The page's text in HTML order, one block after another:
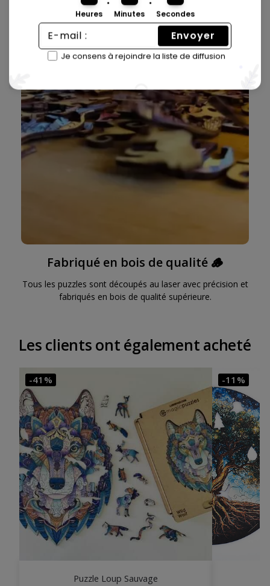
Nos boîtes sont joliment conçues avec un mécanisme de
verrouillage et ont la taille parfaite pour être envoyées
comme cadeau.
Fabriqué en bois de qualité 🪵
Tous les puzzles sont découpés au laser avec précision et
fabriqués en bois de qualité supérieure.
Les clients ont également acheté
-41%
Puzzle Loup Sauvage
-11%
Heures Minutes Secondes
Envoyer
Je consens à rejoindre la liste de diffusion